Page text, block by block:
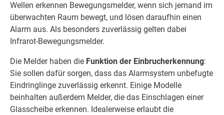
Wellen erkennen Bewegungsmelder, wenn sich jemand im
überwachten Raum bewegt, und lösen daraufhin einen
Alarm aus. Als besonders zuverlässig gelten dabei
Infrarot-Bewegungsmelder.
Die Melder haben die Funktion der Einbrucherkennung:
Sie sollen dafür sorgen, dass das Alarmsystem unbefugte
Eindringlinge zuverlässig erkennt. Einige Modelle
beinhalten außerdem Melder, die das Einschlagen einer
Glasscheibe erkennen. Idealerweise erlaubt die